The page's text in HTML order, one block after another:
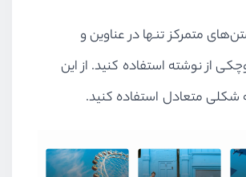
متمرکز تنها در عناوین و
از نوشته استفاده کنید. از این
شکلی متعادل استفاده کنید.